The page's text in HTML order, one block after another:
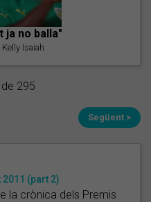
ja no balla"
Isaiah
295
Següent >
(part 2)
la crònica dels Premis